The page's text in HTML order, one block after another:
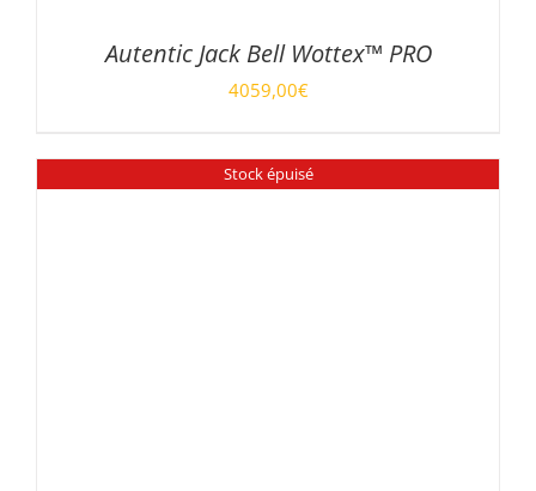
PRODUIT
DÉTAILS
Autentic Jack Bell Wottex™ PRO
4059,00€
Stock épuisé